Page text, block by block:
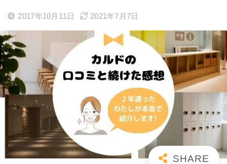
2017年10月11日 2021年7月7日